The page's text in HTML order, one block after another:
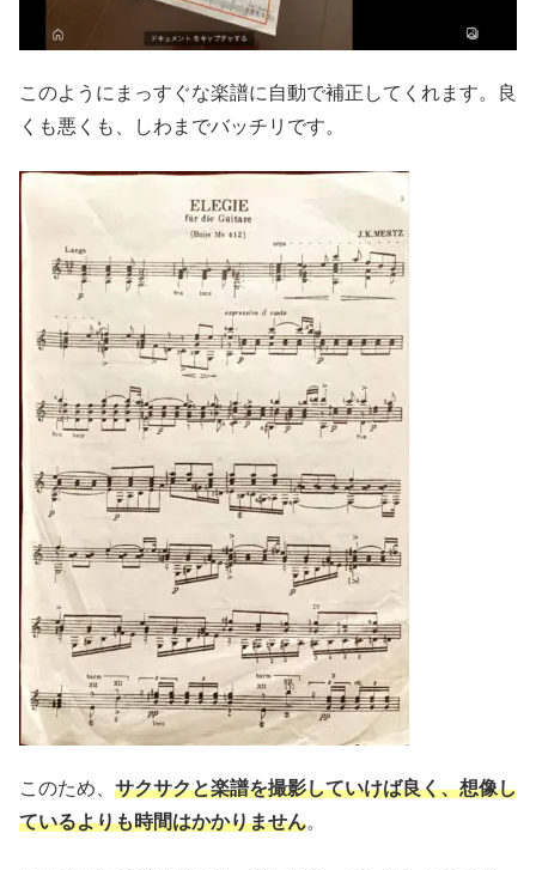
このようにまっすぐな楽譜に自動で補正してくれます。良
くも悪くも、しわまでバッチリです。
このため、 サクサクと楽譜を撮影していけば良く、想像し
ているよりも時間はかかりません。